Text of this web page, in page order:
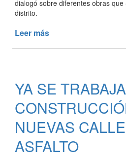
dialogó sobre diferentes obras
distrito.
Leer más
DISTRITO
YA SE
NUEVAS
ASFALTO